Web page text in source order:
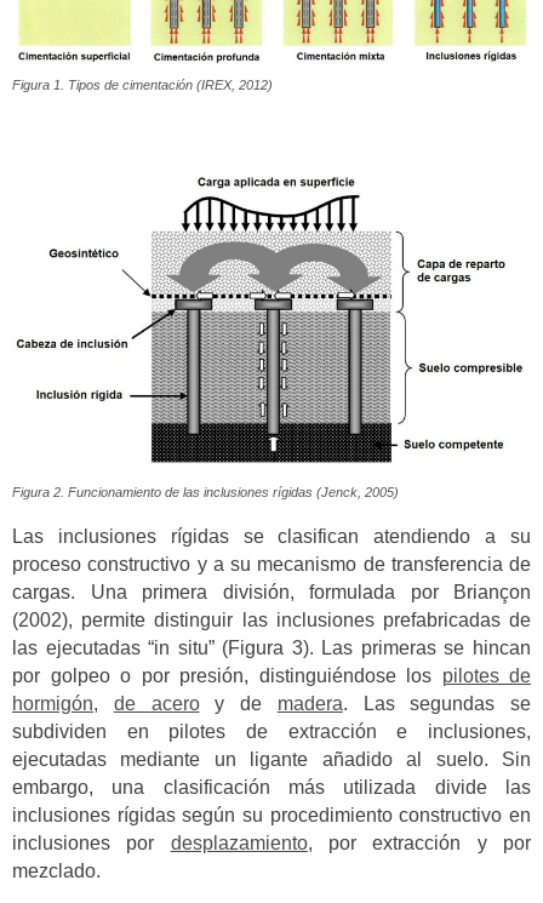
Figura 1. Tipos de cimentación (IREX, 2012)
Figura 2. Funcionamiento de las inclusiones rígidas (Jenck, 2005)
Las inclusiones rígidas se clasifican atendiendo a su
proceso constructivo y a su mecanismo de transferencia de
cargas. Una primera división, formulada por Briançon
(2002), permite distinguir las inclusiones prefabricadas de
las ejecutadas “in situ” (Figura 3). Las primeras se hincan
por golpeo o por presión, distinguiéndose los pilotes de
hormigón, de aceroy de madera. Las segundas se
subdividen en pilotes de extracción e inclusiones,
ejecutadas mediante un ligante añadido al suelo. Sin
embargo, una clasificación más utilizada divide las
inclusiones rígidas según su procedimiento constructivo en
inclusiones por desplazamiento, por extracción y por
mezclado.